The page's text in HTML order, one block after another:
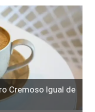
Cremoso Igual de